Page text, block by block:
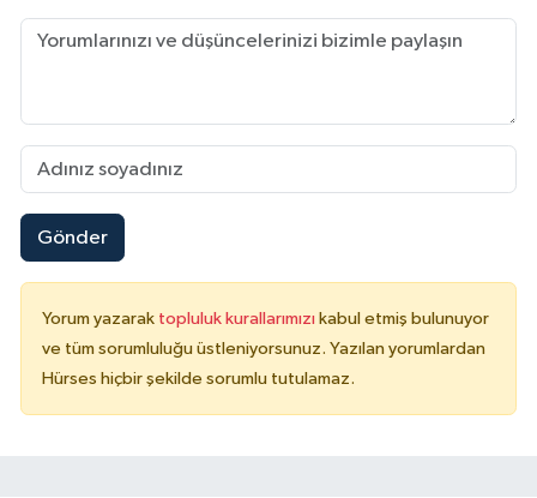
Gönder
Yorum yazarak topluluk kurallarımızı kabul etmiş bulunuyor
ve tüm sorumluluğu üstleniyorsunuz. Yazılan yorumlardan
Hürses hiçbir şekilde sorumlu tutulamaz.